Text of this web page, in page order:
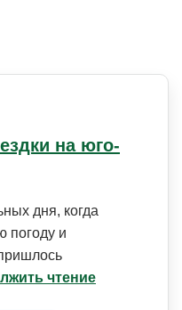
на юго-
дня, когда
погоду и
чтение